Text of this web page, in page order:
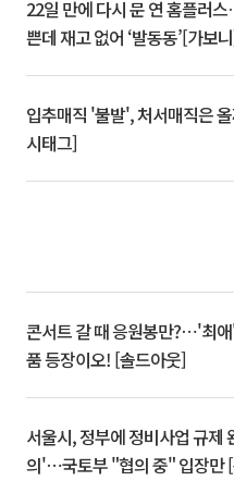
22일 만에 다시 문 연 홈플러
쁜데 재고 없어 ‘발동동’[가보
입추매직 '불발', 처서매직은
시태그]
콘서트 갈 때 응원봉만?⋯'최
품 등장이오! [솔드아웃]
서울시, 정부에 정비사업 규제
의'⋯국토부 "협의 중" 입장만